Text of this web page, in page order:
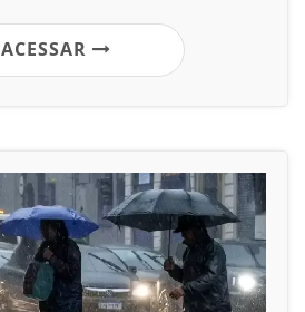
ACESSAR